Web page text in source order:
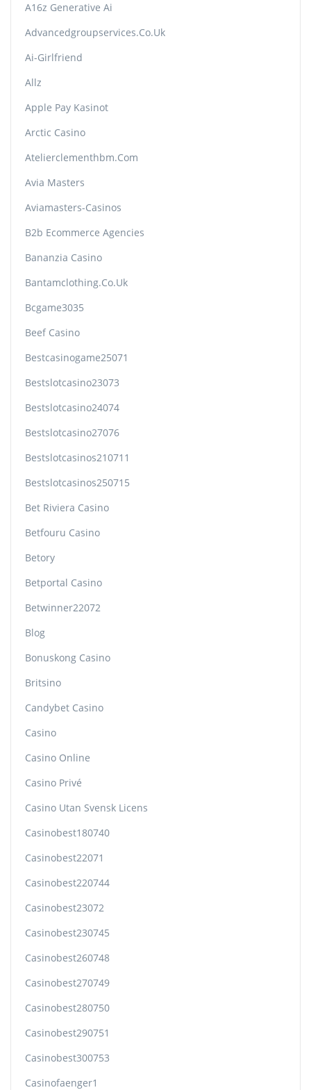
A16z Generative Ai
Advancedgroupservices.co.uk
Ai-Girlfriend
Allz
Apple Pay Kasinot
Arctic Casino
Atelierclementhbm.com
Avia Masters
Aviamasters-Casinos
B2b Ecommerce Agencies
Bananzia Casino
Bantamclothing.co.uk
Bcgame3035
Beef Casino
Bestcasinogame25071
Bestslotcasino23073
Bestslotcasino24074
Bestslotcasino27076
Bestslotcasinos210711
Bestslotcasinos250715
Bet Riviera Casino
Betfouru Casino
Betory
Betportal Casino
Betwinner22072
Blog
Bonuskong Casino
Britsino
Candybet Casino
Casino
Casino Online
Casino Privé
Casino Utan Svensk Licens
Casinobest180740
Casinobest22071
Casinobest220744
Casinobest23072
Casinobest230745
Casinobest260748
Casinobest270749
Casinobest280750
Casinobest290751
Casinobest300753
Casinofaenger1